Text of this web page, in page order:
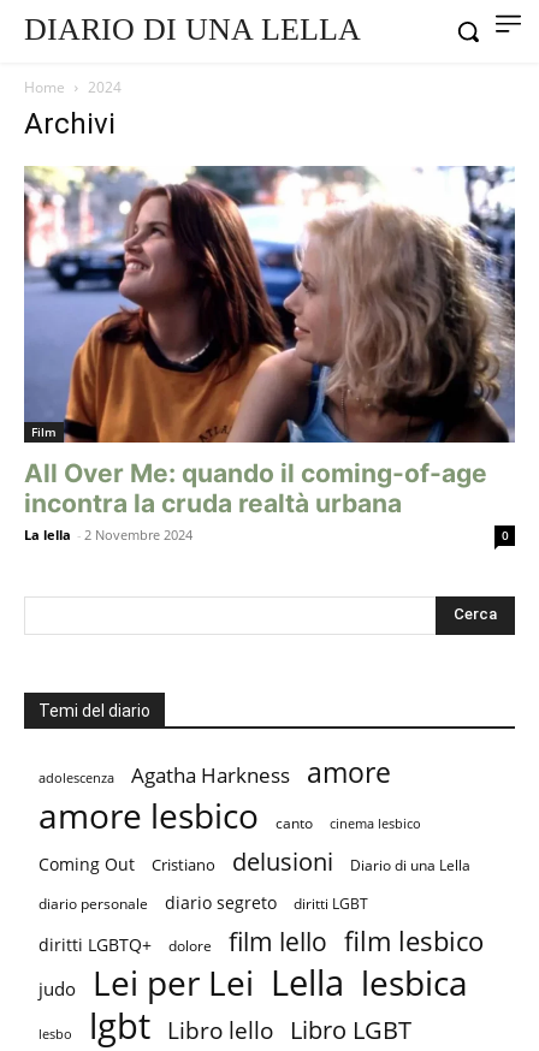
DIARIO DI UNA LELLA
Home 2024
Archivi
Film
All Over Me: quando il coming-of-age
incontra la cruda realtà urbana
La lella - 2 Novembre 2024 0
Temi del diario
adolescenza Agatha Harkness amore
amore lesbico canto cinema lesbico
Coming Out Cristiano delusioni
Diario di una Lella
diario personale
diario segreto diritti LGBT
diritti LGBTQ+ dolore film lello film lesbico
judo Lei per Lei Lella lesbica
lesbo lgbt Libro lello Libro LGBT